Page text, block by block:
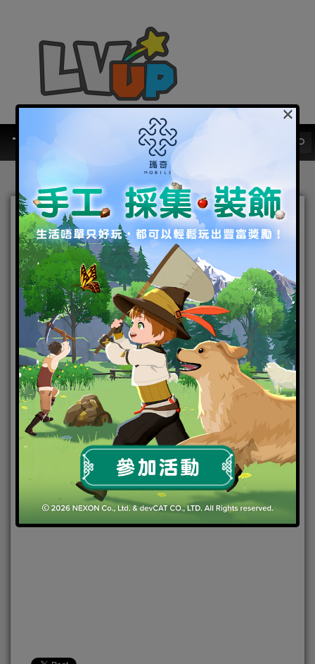
鋼鐵人、驚奇隊長星際戰甲
曝光，《漫威超級戰爭》開
啟全新賽季！
2020-07-08|Android,IOS,手機遊戲 漫威超級戰爭
×